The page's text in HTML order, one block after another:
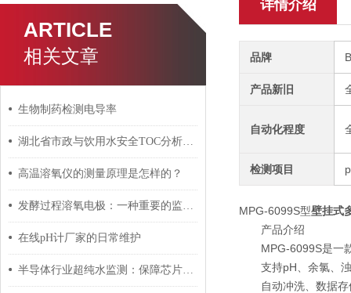
ARTICLE
相关文章
生物制药检测电导率
湖北省市政与饮用水安全TOC分析仪应用探讨
高温溶氧仪的测量原理是怎样的？
发酵过程溶氧电极：一种重要的监测工具
在线pH计厂家的日常维护
半导体行业超纯水监测：保障芯片质量的关键环节
详情介绍
品牌
产品新旧
自动化程度
检测项目
MPG-6099S型壁挂式
产品介绍
MPG-6099S是一
支持pH、余氯、
自动冲洗、数据